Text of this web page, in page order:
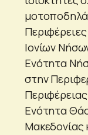
Ιονίων
Ενότητα
στην
Ενότητα